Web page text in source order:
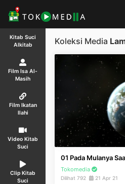
Kitab Suci
Alkitab
Film Isa Al-
Masih
Film Ikatan
Ilahi
Video Kitab
Suci
Clip Kitab
Suci
Koleksi Media
01 Pada Mulanya
Tokomedia
Dilihat 792 21 Apr 21